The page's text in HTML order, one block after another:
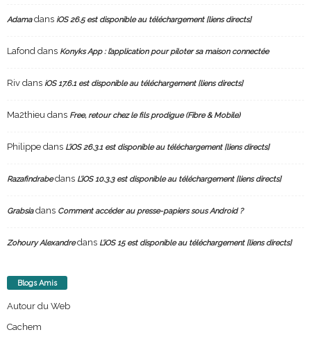
Adamadans iOS 26.5 est disponible au téléchargement [liens directs]
Lafond dans Konyks App : l’application pour piloter sa maison connectée
Riv dans iOS 17.6.1 est disponible au téléchargement [liens directs]
Ma2thieu dans Free, retour chez le fils prodigue (Fibre & Mobile)
Philippe dans L’iOS 26.3.1 est disponible au téléchargement [liens directs]
Razafindrabedans L’iOS 10.3.3 est disponible au téléchargement [liens directs]
Grabsiadans Comment accéder au presse-papiers sous Android ?
Zohoury Alexandredans L’iOS 15 est disponible au téléchargement [liens directs]
Blogs Amis
Autour du Web
Cachem